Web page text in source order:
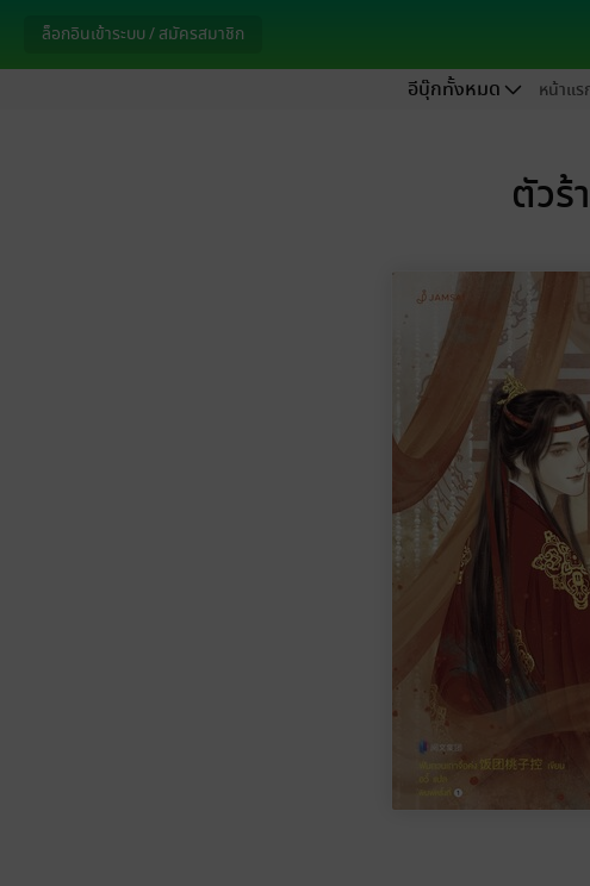
ล็อกอินเข้าระบบ / สมัครสมาชิก
อีบุ๊กทั้งหมด หน้าแร
ตัวร้